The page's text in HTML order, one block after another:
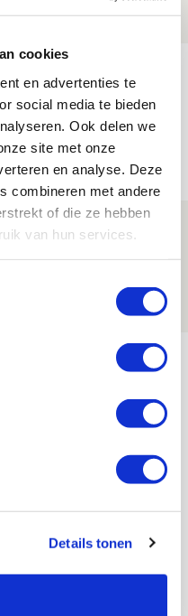
cookies
en advertenties te
social media te bieden
Ook delen we
site met onze
en analyse. Deze
combineren met andere
of die ze hebben
van hun services.
Details tonen
voor
met
Ajax - sc